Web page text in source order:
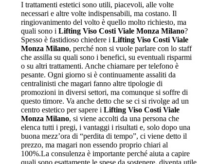
I trattamenti estetici sono utili, piacevoli, alle volte
necessari e altre volte indispensabili, ma costano. Il
ringiovanimento del volto è quello molto richiesto, ma
quali sono i Lifting Viso Costi Viale Monza Milano?
Spesso è fastidioso chiedere i Lifting Viso Costi Viale
Monza Milano, perché non si vuole parlare con lo staff
che assilla su quali sono i benefici, su eventuali risparmi
o su altri trattamenti. Anche chiamare per telefono è
pesante. Ogni giorno si è continuamente assaliti da
centralinisti che magari fanno altre tipologie di
promozioni in diversi settori, ma comunque si soffre di
questo timore. Va anche detto che se ci si rivolge ad un
centro estetico per sapere i Lifting Viso Costi Viale
Monza Milano, si viene accolti da una persona che
elenca tutti i pregi, i vantaggi i risultati e, solo dopo una
buona mezz’ora di “perdita di tempo”, ci viene detto il
prezzo, ma magari non essendo proprio chiari al
100%.La consulenza è importante perché aiuta a capire